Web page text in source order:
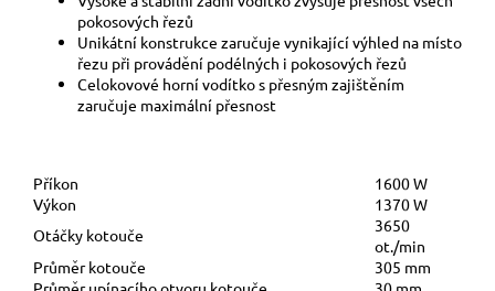
pokosových řezů
Unikátní konstrukce zaručuje vynikající výhled na místo
řezu při provádění podélných i pokosových řezů
Celokovové horní vodítko s přesným zajištěním
zaručuje maximální přesnost
Příkon
1600 W
Výkon
1370 W
Otáčky kotouče
3650
ot./min
Průměr kotouče
305 mm